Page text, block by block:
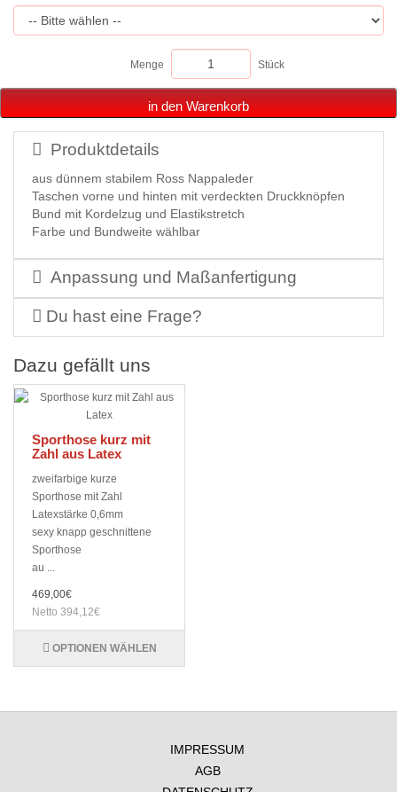
Menge Stück
in den Warenkorb
Produktdetails
aus dünnem stabilem Ross Nappaleder
Taschen vorne und hinten mit verdeckten Druckknöpfen
Bund mit Kordelzug und Elastikstretch
Farbe und Bundweite wählbar
Anpassung und Maßanfertigung
Du hast eine Frage?
Dazu gefällt uns
Sporthose kurz mit
Zahl aus Latex
zweifarbige kurze
Sporthose mit Zahl
Latexstärke 0,6mm
sexy knapp geschnittene
Sporthose
au ...
469,00€
Netto 394,12€
OPTIONEN WÄHLEN
IMPRESSUM
AGB